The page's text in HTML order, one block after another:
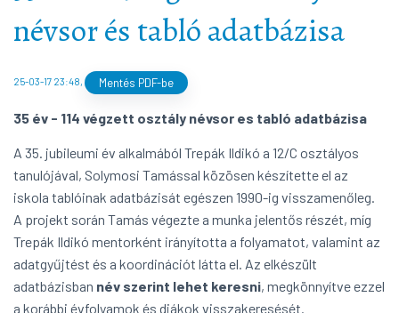
névsor és tabló adatbázisa
25-03-17 23:48, Mentés PDF-be
35 év - 114 végzett osztály névsor es tabló adatbázisa
A 35. jubileumi év alkalmából Trepák Ildikó a 12/C osztályos
tanulójával, Solymosi Tamással közösen készítette el az
iskola tablóinak adatbázisát egészen 1990-ig visszamenőleg.
A projekt során Tamás végezte a munka jelentős részét, míg
Trepák Ildikó mentorként irányította a folyamatot, valamint az
adatgyűjtést és a koordinációt látta el. Az elkészült
adatbázisban név szerint lehet keresni, megkönnyítve ezzel
a korábbi évfolyamok és diákok visszakeresését.